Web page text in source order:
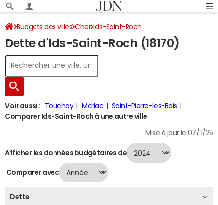
Budgets des villes Cher Ids-Saint-Roch
Dette au 31/12/2024
Dette d'Ids-Saint-Roch (18170)
Voir aussi : Touchay Morlac
Saint-Pierre-les-Bois
Comparer Ids-Saint-Roch à une autre ville
Mise à jour le 07/11/25
Afficher les données budgétaires de
Comparer avec
Dette